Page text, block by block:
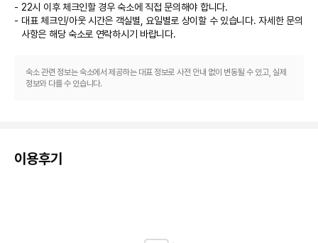
22시 이후 체크인할 경우 숙소에 직접 문의해야 합니다.
대표 체크인/아웃 시간은 객실별, 요일별로 상이할 수 있습니다. 자세한 문의
사항은 해당 숙소로 연락하시기 바랍니다.
숙소 관련 정보는 숙소에서 제공하는 대표 정보로 사전 안내 없이 변동될 수 있고, 실제
정보와 다를 수 있습니다.
이용후기